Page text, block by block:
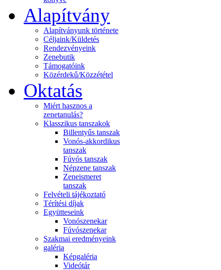
Alapítvány
Alapítványunk története
Céljaink/Küldetés
Rendezvényeink
Zenebutik
Támogatóink
Közérdekű/Közzététel
Oktatás
Miért hasznos a
zenetanulás?
Klasszikus tanszakok
Billentyűs tanszak
Vonós-akkordikus
tanszak
Fúvós tanszak
Népzene tanszak
Zeneismeret
tanszak
Felvételi tájékoztató
Térítési díjak
Együtteseink
Vonószenekar
Fúvószenekar
Szakmai eredményeink
galéria
Képgaléria
Videótár